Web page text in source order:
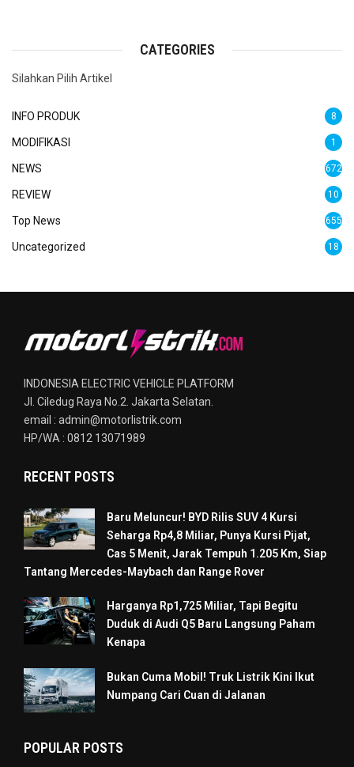
CATEGORIES
Silahkan Pilih Artikel
INFO PRODUK 8
MODIFIKASI 1
NEWS 672
REVIEW 10
Top News 655
Uncategorized 18
INDONESIA ELECTRIC VEHICLE PLATFORM
Jl. Ciledug Raya No.2. Jakarta Selatan.
email : admin@motorlistrik.com
HP/WA : 0812 13071989
RECENT POSTS
Baru Meluncur! BYD Rilis SUV 4 Kursi
Seharga Rp4,8 Miliar, Punya Kursi Pijat,
Cas 5 Menit, Jarak Tempuh 1.205 Km, Siap
Tantang Mercedes-Maybach dan Range Rover
Harganya Rp1,725 Miliar, Tapi Begitu
Duduk di Audi Q5 Baru Langsung Paham
Kenapa
Bukan Cuma Mobil! Truk Listrik Kini Ikut
Numpang Cari Cuan di Jalanan
POPULAR POSTS